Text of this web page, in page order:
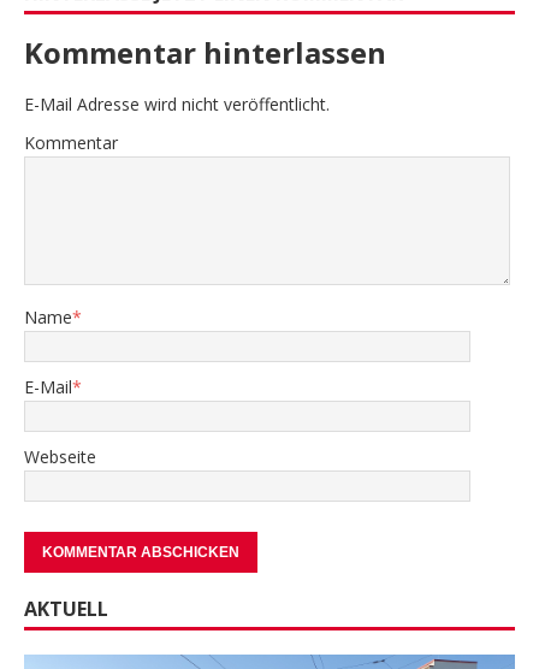
Kommentar hinterlassen
E-Mail Adresse wird nicht veröffentlicht.
Kommentar
Name*
E-Mail*
Webseite
AKTUELL